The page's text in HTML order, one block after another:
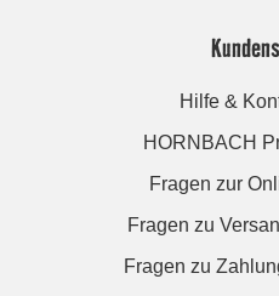
Hilfe &
HORNBACH
Fragen zur
Fragen zu
Fragen zu